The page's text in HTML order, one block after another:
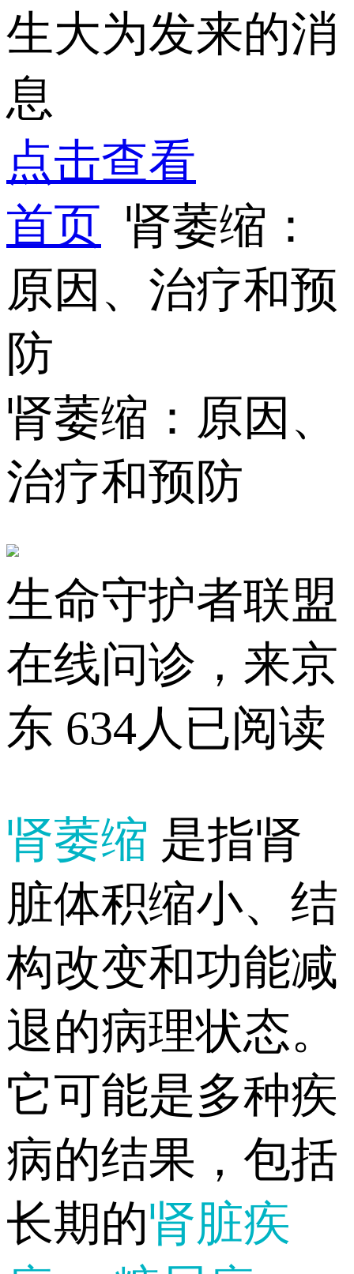
生大为发来的消
息
点击查看
首页 肾萎缩：
原因、治疗和预
防
肾萎缩：原因、
治疗和预防
生命守护者联盟
在线问诊，来京
东 634人已阅读
肾萎缩 是指肾
脏体积缩小、结
构改变和功能减
退的病理状态。
它可能是多种疾
病的结果，包括
长期的肾脏疾